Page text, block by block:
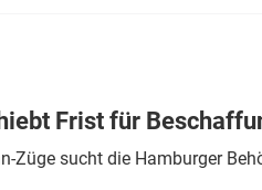
Frist für
Züge sucht die Hamburger